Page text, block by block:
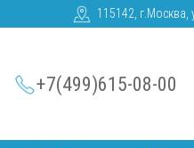
115142, г.Москва,
+7(499)615-08-00